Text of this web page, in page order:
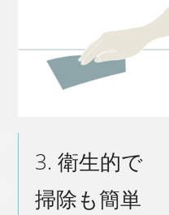
3. 衛生的で
掃除も簡単